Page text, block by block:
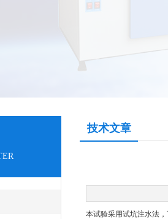
技术文章
本试验采用试坑注水法，